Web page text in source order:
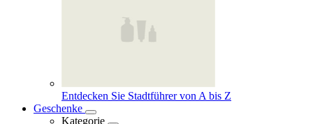
Entdecken Sie Stadtführer von A bis Z
Geschenke
Kategorie